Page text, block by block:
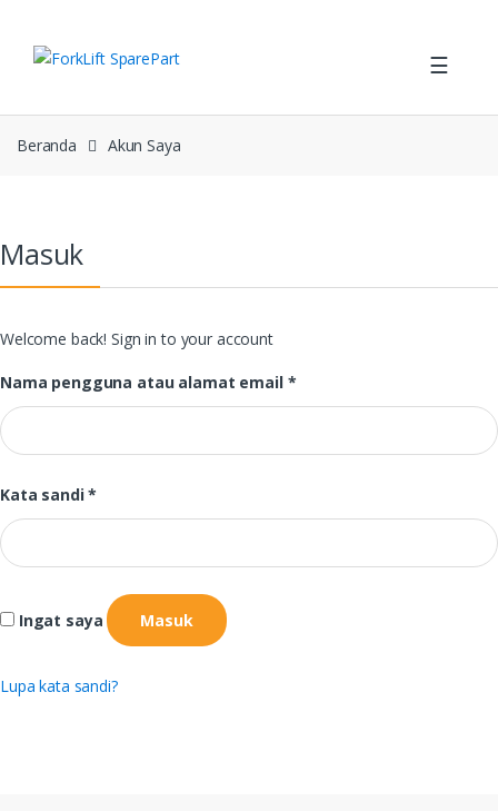
navigation
content
☰
Beranda Akun Saya
Masuk
Welcome back! Sign in to your account
Nama pengguna atau alamat email *Required
Kata sandi*
Ingat saya Masuk
Lupa kata sandi?